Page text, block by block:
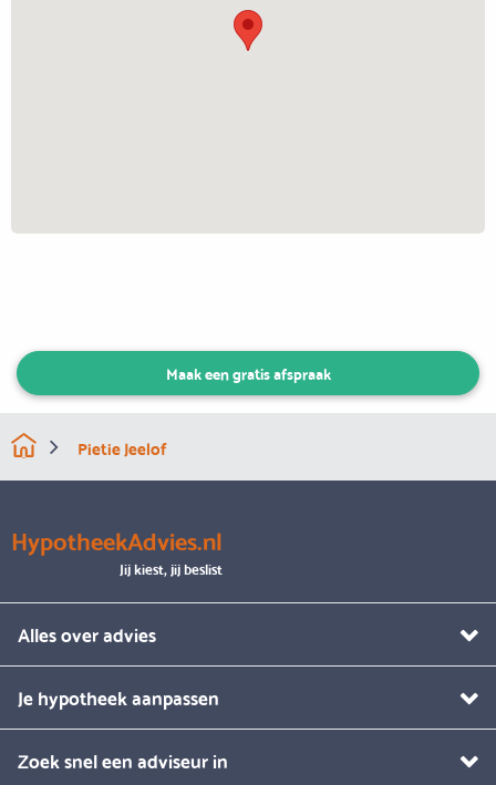
Maak een gratis afspraak
Pietie Jeelof
HypotheekAdvies.nl
Jij kiest, jij beslist
Alles over advies
Je hypotheek aanpassen
Zoek snel een adviseur in